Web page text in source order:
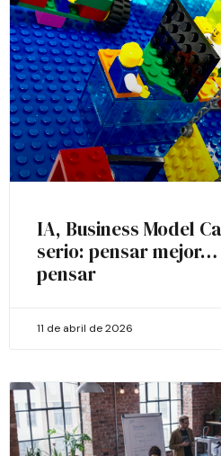
IA, Business Model
serio: pensar
pensar
11 de abril de 2026